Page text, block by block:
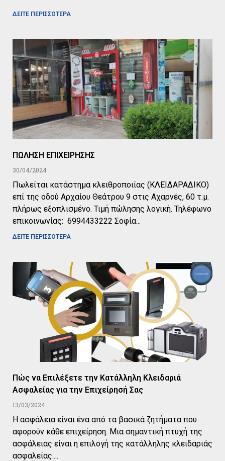
ΔΕΙΤΕ ΠΕΡΙΣΣΟΤΕΡΑ
ΠΩΛΗΣΗ ΕΠΙΧΕΙΡΗΣΗΣ
30/04/2024
Πωλείται κατάστημα κλειθροποιίας (ΚΛΕΙΔΑΡΑΔΙΚΟ)
επί της οδού Αρχαίου Θεάτρου 9 στις Αχαρνές, 60 τ.μ.
πλήρως εξοπλισμένο. Τιμή πώλησης λογική. Τηλέφωνο
επικοινωνίας: 6994433222 Σοφία
ΔΕΙΤΕ ΠΕΡΙΣΣΟΤΕΡΑ
Πώς να Επιλέξετε την Κατάλληλη Κλειδαριά
Ασφαλείας για την Επιχείρησή Σας
13/03/2024
Η ασφάλεια είναι ένα από τα βασικά ζητήματα που
αφορούν κάθε επιχείρηση. Μια σημαντική πτυχή της
ασφάλειας είναι η επιλογή της κατάλληλης κλειδαριάς
ασφαλείας.